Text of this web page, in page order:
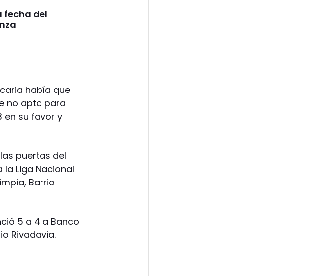
fecha del
había que
no apto para
en su favor y
puertas del
la Liga Nacional
Barrio
5 a 4 a Banco
Rivadavia.